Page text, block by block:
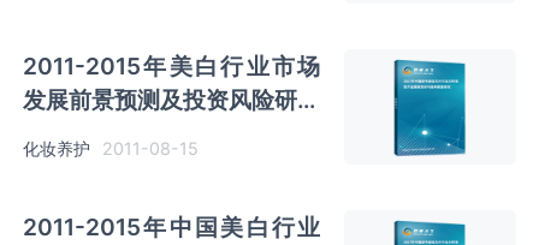
2011-2015年美白行业市场
发展前景预测及投资风险研究
报告
化妆养护 2011-08-15
2011-2015年中国美白行业